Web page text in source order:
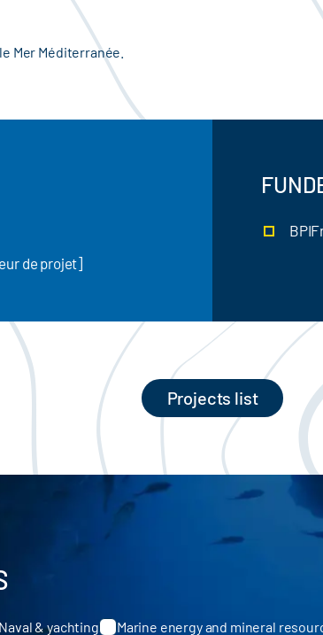
Mer Méditerranée.
de projet]
Projects list
Naval & yachting Marine energy and mineral